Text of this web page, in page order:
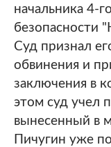
начальника 4-
безопасности
Суд признал
обвинения и
заключения в
этом суд учел
вынесенный в
Пичугин уже